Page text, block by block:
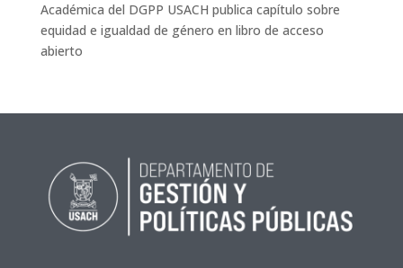
Académica del DGPP USACH publica capítulo sobre
equidad e igualdad de género en libro de acceso
abierto